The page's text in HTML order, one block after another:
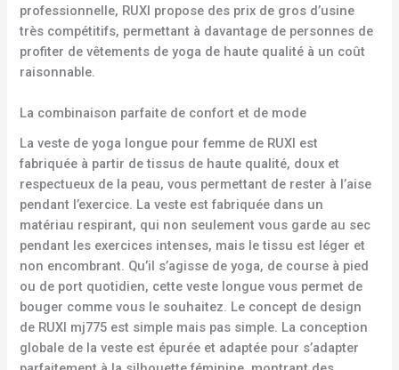
professionnelle, RUXI propose des prix de gros d’usine
très compétitifs, permettant à davantage de personnes de
profiter de vêtements de yoga de haute qualité à un coût
raisonnable.
La combinaison parfaite de confort et de mode
La veste de yoga longue pour femme de RUXI est
fabriquée à partir de tissus de haute qualité, doux et
respectueux de la peau, vous permettant de rester à l’aise
pendant l’exercice. La veste est fabriquée dans un
matériau respirant, qui non seulement vous garde au sec
pendant les exercices intenses, mais le tissu est léger et
non encombrant. Qu’il s’agisse de yoga, de course à pied
ou de port quotidien, cette veste longue vous permet de
bouger comme vous le souhaitez. Le concept de design
de RUXI mj775 est simple mais pas simple. La conception
globale de la veste est épurée et adaptée pour s’adapter